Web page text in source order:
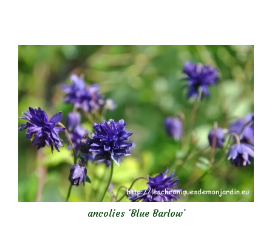
ancolies ‘Blue Barlow’